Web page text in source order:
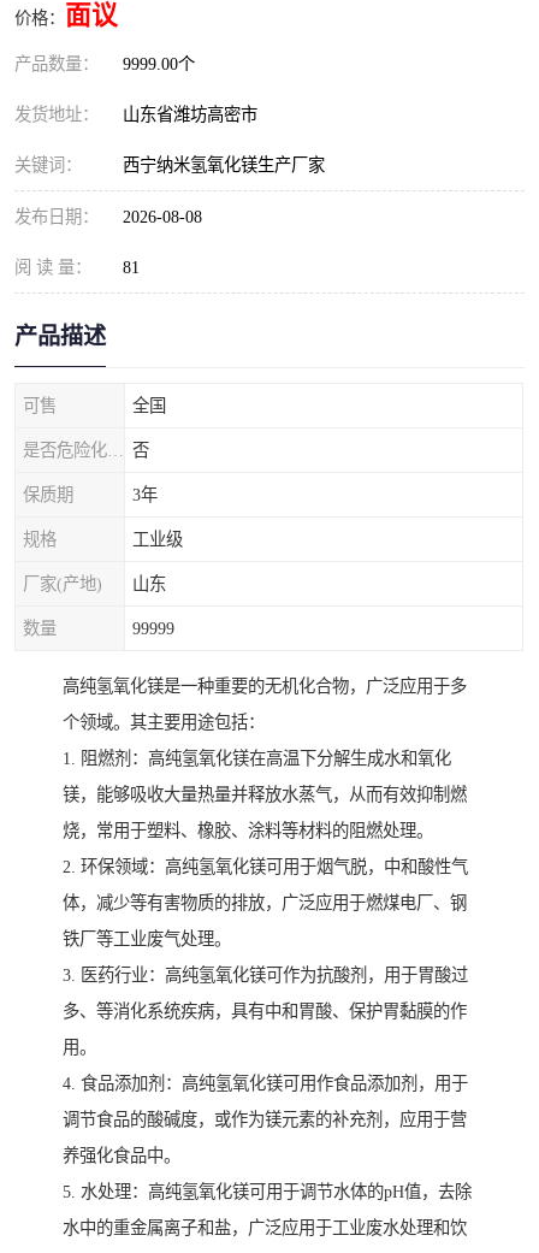
价格： 面议
产品数量： 9999.00个
发货地址： 山东省潍坊高密市
关键词： 西宁纳米氢氧化镁生产厂家
发布日期： 2026-08-08
阅 读 量： 81
产品描述
可售 全国
否
保质期 3年
规格 工业级
厂家(产地) 山东
数量 99999
高纯氢氧化镁是一种重要的无机化合物，广泛应用于多
个领域。其主要用途包括：
1. 阻燃剂：高纯氢氧化镁在高温下分解生成水和氧化
镁，能够吸收大量热量并释放水蒸气，从而有效抑制燃
烧，常用于塑料、橡胶、涂料等材料的阻燃处理。
2. 环保领域：高纯氢氧化镁可用于烟气脱，中和酸性气
体，减少等有害物质的排放，广泛应用于燃煤电厂、钢
铁厂等工业废气处理。
3. 医药行业：高纯氢氧化镁可作为抗酸剂，用于胃酸过
多、等消化系统疾病，具有中和胃酸、保护胃黏膜的作
用。
4. 食品添加剂：高纯氢氧化镁可用作食品添加剂，用于
调节食品的酸碱度，或作为镁元素的补充剂，应用于营
养强化食品中。
5. 水处理：高纯氢氧化镁可用于调节水体的pH值，去除
水中的重金属离子和盐，广泛应用于工业废水处理和饮